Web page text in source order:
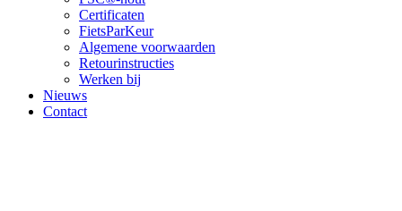
Certificaten
FietsParKeur
Algemene voorwaarden
Retourinstructies
Werken bij
Nieuws
Contact